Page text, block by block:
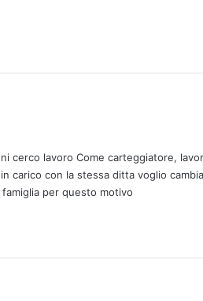
cerco lavoro Come carteggiatore,
carico con la stessa ditta voglio
per questo motivo